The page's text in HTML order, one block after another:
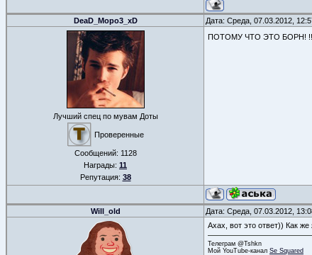
DeaD_Mopo3_xD Дата: Среда, 07.03.2012,
Лучший спец по мувам Доты
Проверенные
Сообщений: 1128
Награды: 11
Репутация: 38
ПОТОМУ ЧТО ЭТО БОРН!
Will_old Дата: Среда, 07.03.2012,
Ахах, вот это ответ)) Как
Телеграм @Tshkn
Мой YouTube-канал Se Squared